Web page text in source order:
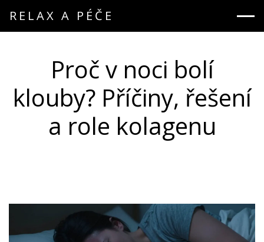
RELAX A PÉČE
Proč v noci bolí
klouby? Příčiny, řešení
a role kolagenu